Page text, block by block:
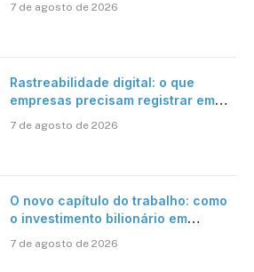
7 de agosto de 2026
Rastreabilidade digital: o que
empresas precisam registrar em
7 de agosto de 2026
O novo capítulo do trabalho: como
o investimento bilionário em
verdadeira era da inteligência
7 de agosto de 2026